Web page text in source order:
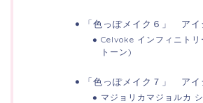
「色っぽメイク６」 アイ
Celvoke インフィニト
トーン)
「色っぽメイク７」 アイ
マジョリカマジョルカ